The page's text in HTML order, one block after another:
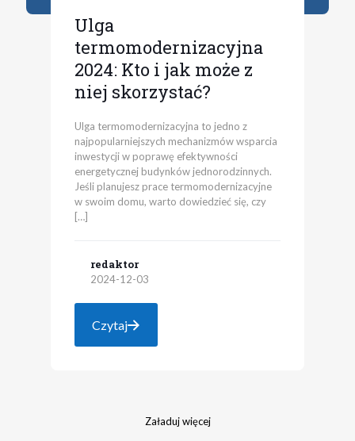
Ulga
termomodernizacyjna
2024: Kto i jak może z
niej skorzystać?
Ulga termomodernizacyjna to jedno z
najpopularniejszych mechanizmów wsparcia
inwestycji w poprawę efektywności
energetycznej budynków jednorodzinnych.
Jeśli planujesz prace termomodernizacyjne
w swoim domu, warto dowiedzieć się, czy
[…]
redaktor
2024-12-03
Czytaj
Załaduj więcej